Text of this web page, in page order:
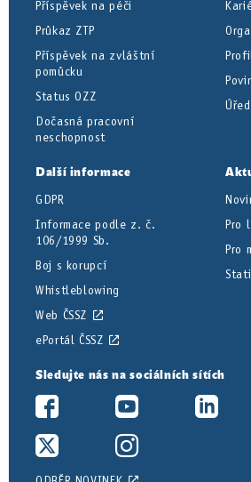
Příspěvek na péči
Průkaz ZTP
Příspěvek na zvláštní
pomůcku
Status OZZ
Dočasná pracovní
neschopnost
Další informace
GDPR
Informace podle z. č.
106/1999 Sb.
Boj s korupcí
Whistleblowing
Web ČSSZ
ePortál ČSSZ
Pro
Pro
Sledujte nás na sociálních sítích